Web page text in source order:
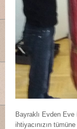
Bayraklı Evden
ihtiyacınızın